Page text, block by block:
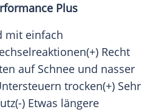
Plus
mit einfach
Recht
auf Schnee und nasser
trocken(+) Sehr
) Etwas längere